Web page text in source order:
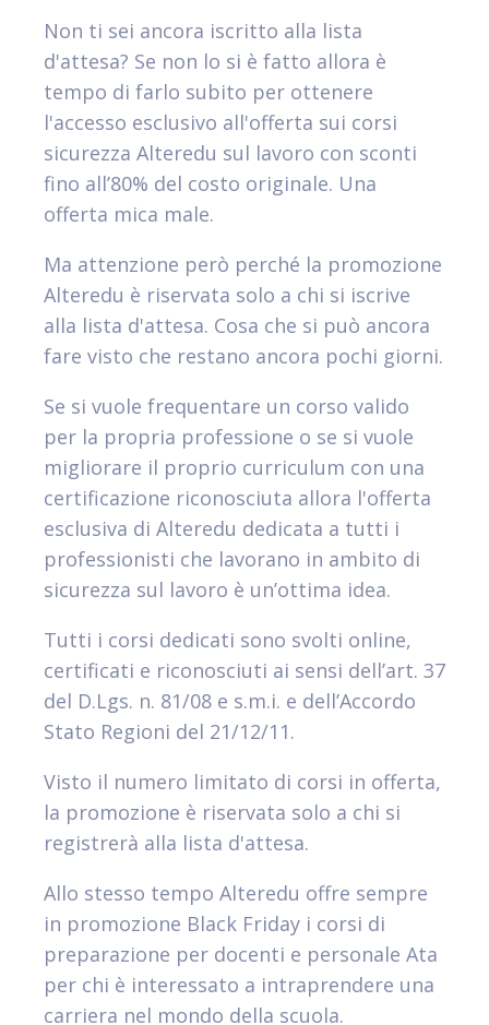
Non ti sei ancora iscritto alla lista
d'attesa? Se non lo si è fatto allora è
tempo di farlo subito per ottenere
l'accesso esclusivo all'offerta sui corsi
sicurezza Alteredu sul lavoro con sconti
fino all’80% del costo originale. Una
offerta mica male.
Ma attenzione però perché la promozione
Alteredu è riservata solo a chi si iscrive
alla lista d'attesa. Cosa che si può ancora
fare visto che restano ancora pochi giorni.
Se si vuole frequentare un corso valido
per la propria professione o se si vuole
migliorare il proprio curriculum con una
certificazione riconosciuta allora l'offerta
esclusiva di Alteredu dedicata a tutti i
professionisti che lavorano in ambito di
sicurezza sul lavoro è un’ottima idea.
Tutti i corsi dedicati sono svolti online,
certificati e riconosciuti ai sensi dell’art. 37
del D.Lgs. n. 81/08 e s.m.i. e dell’Accordo
Stato Regioni del 21/12/11.
Visto il numero limitato di corsi in offerta,
la promozione è riservata solo a chi si
registrerà alla lista d'attesa.
Allo stesso tempo Alteredu offre sempre
in promozione Black Friday i corsi di
preparazione per docenti e personale Ata
per chi è interessato a intraprendere una
carriera nel mondo della scuola.